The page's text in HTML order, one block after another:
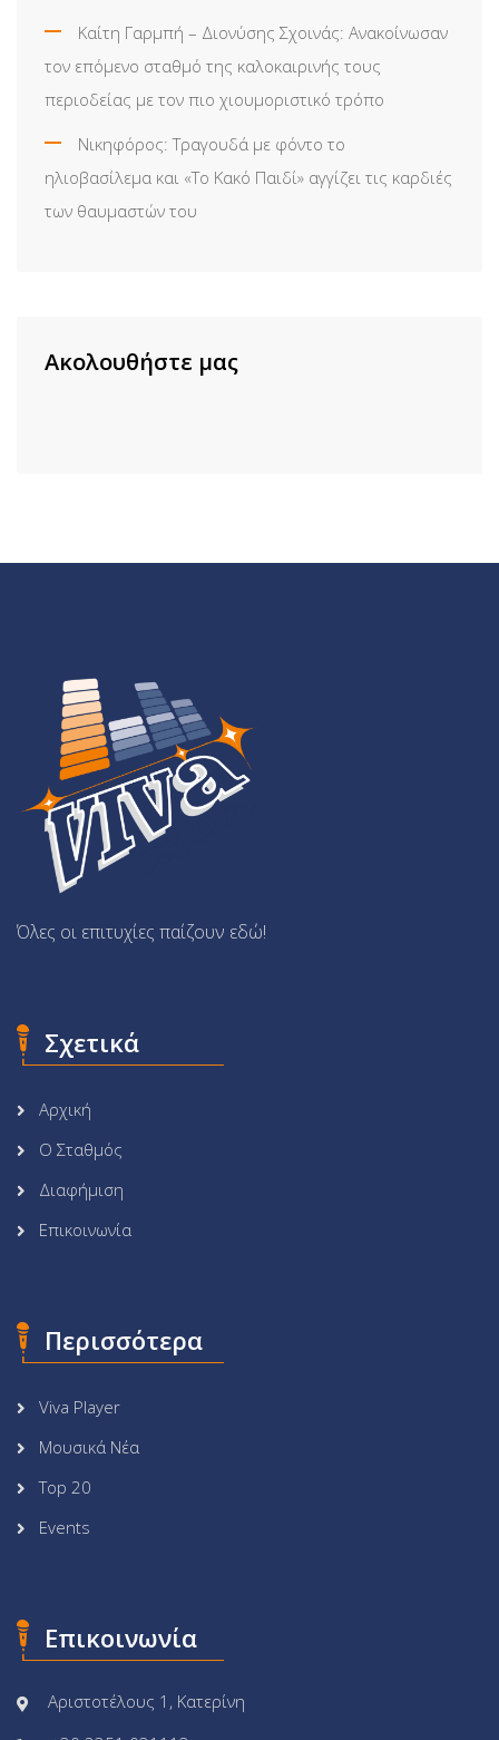
Καίτη Γαρμπή – Διονύσης Σχοινάς: Ανακοίνωσαν
τον επόμενο σταθμό της καλοκαιρινής τους
περιοδείας με τον πιο χιουμοριστικό τρόπο
Νικηφόρος: Τραγουδά με φόντο το
ηλιοβασίλεμα και «Το Κακό Παιδί» αγγίζει τις καρδιές
των θαυμαστών του
Ακολουθήστε μας
Όλες οι επιτυχίες παίζουν εδώ!
Σχετικά
Αρχική
Ο Σταθμός
Διαφήμιση
Επικοινωνία
Περισσότερα
Viva Player
Μουσικά Νέα
Top 20
Events
Επικοινωνία
Αριστοτέλους 1, Κατερίνη